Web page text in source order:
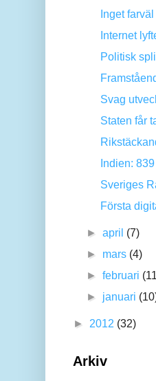
Inget
Internet
Politisk
Svag
Staten får
Indien:
Sveriges
Första
►april (7)
► mars (4)
►februari
► januari
► 2012 (32)
Arkiv